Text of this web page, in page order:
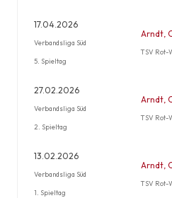
17.04.2026
Verbandsliga Süd
5. Spieltag
Arndt,
TSV Rot-
27.02.2026
Verbandsliga Süd
2. Spieltag
Arndt,
TSV Rot-
13.02.2026
Verbandsliga Süd
1. Spieltag
Arndt,
TSV Rot-